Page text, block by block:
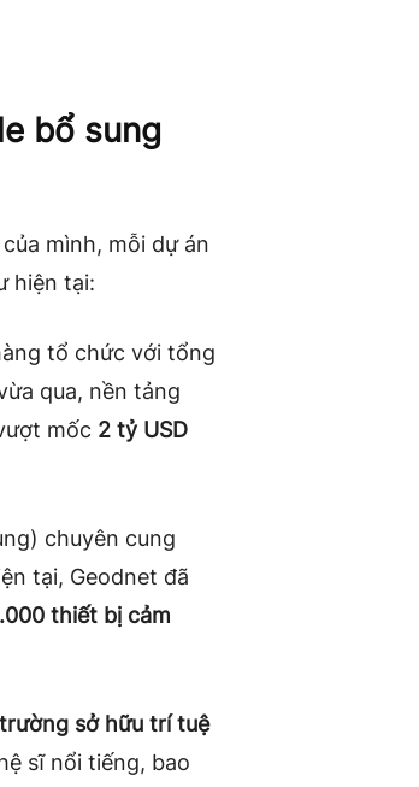
bổ sung
mình, mỗi dự án
hiện tại:
tổ chức với tổng
qua, nền tảng
mốc 2 tỷ USD
chuyên cung
tại, Geodnet đã
thiết bị cảm
sở hữu trí tuệ
sĩ nổi tiếng, bao